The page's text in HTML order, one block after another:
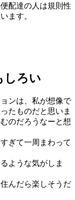
配達の人は規則性
ます。
しろい
ンは、私が想像で
たものだと思いま
のだろうなーと想
ぎて一周まわって
ような気がしま
んだら楽しそうだ